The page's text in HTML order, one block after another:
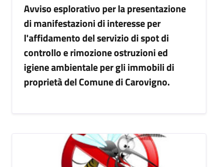
Avviso esplorativo per la presentazione
di manifestazioni di interesse per
l'affidamento del servizio di spot di
controllo e rimozione ostruzioni ed
igiene ambientale per gli immobili di
proprietà del Comune di Carovigno.